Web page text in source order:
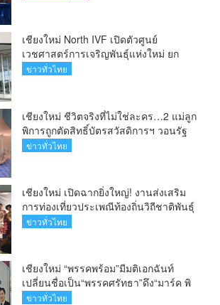
เชียงใหม่ North IVF เปิดตัวศูนย์
เวชศาสตร์การเจริญพันธุ์แห่งใหม่ ยก
ระดับเชียงใหม่สู่ ศูนย์กลางการรักษาผู้มี
ข่าวทั่วไทย
เชียงใหม่ ชีวิตจริงที่ไม่ใช่ละคร…2 แม่ลูก
พิการถูกตัดสิทธิ์บัตรสวัสดิการฯ วอนรัฐ
ทบทวนเกณฑ์ช่วยคนจน(คลิป)
ข่าวทั่วไทย
เชียงใหม่ เปิดฉากยิ่งใหญ่! งานส่งเสริม
การท่องเที่ยวประเพณีท้องถิ่นวิถีชาติพันธุ์
ล้านนา(คลิป)
ข่าวทั่วไทย
เชียงใหม่ “พรรคพร้อม”มีมติเอกฉันท์
เปลี่ยนชื่อเป็น“พรรคศรัทธา”ดึง“มาร์ค พิ
ตบูล”นำทัพกรรมการบริหารชุดใหม่(คลิป)
ข่าวทั่วไทย